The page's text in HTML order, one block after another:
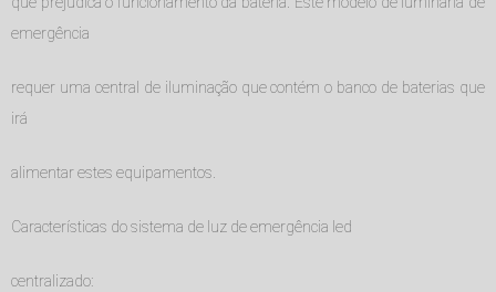
emergência
requer uma central de iluminação que contém o banco de baterias que
irá
alimentar estes equipamentos.
Características do sistema de luz de emergência led
centralizado: